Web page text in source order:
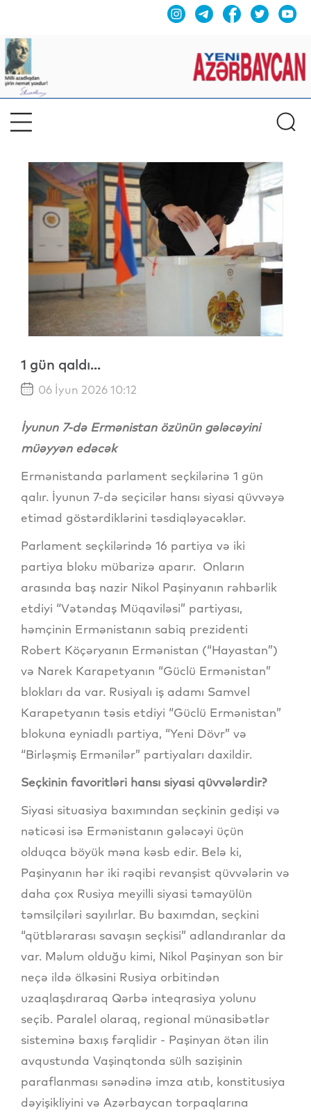
1 gün qaldı...
06 İyun 2026 10:12
İyunun 7-də Ermənistan özünün gələcəyini
müəyyən edəcək
Ermənistanda parlament seçkilərinə 1 gün
qalır. İyunun 7-də seçicilər hansı siyasi qüvvəyə
etimad göstərdiklərini təsdiqləyəcəklər.
Parlament seçkilərində 16 partiya və iki
partiya bloku mübarizə aparır. Onların
arasında baş nazir Nikol Paşinyanın rəhbərlik
etdiyi “Vətəndaş Müqaviləsi” partiyası,
həmçinin Ermənistanın sabiq prezidenti
Robert Köçəryanın Ermənistan (“Hayastan”)
və Narek Karapetyanın “Güclü Ermənistan”
blokları da var. Rusiyalı iş adamı Samvel
Karapetyanın təsis etdiyi “Güclü Ermənistan”
blokuna eyniadlı partiya, “Yeni Dövr” və
“Birləşmiş Ermənilər” partiyaları daxildir.
Seçkinin favoritləri hansı siyasi qüvvələrdir?
Siyasi situasiya baxımından seçkinin gedişi və
nəticəsi isə Ermənistanın gələcəyi üçün
olduqca böyük məna kəsb edir. Belə ki,
Paşinyanın hər iki rəqibi revanşist qüvvələrin və
daha çox Rusiya meyilli siyasi təmayülün
təmsilçiləri sayılırlar. Bu baxımdan, seçkini
“qütblərarası savaşın seçkisi” adlandıranlar da
var. Məlum olduğu kimi, Nikol Paşinyan son bir
neçə ildə ölkəsini Rusiya orbitindən
uzaqlaşdıraraq Qərbə inteqrasiya yolunu
seçib. Paralel olaraq, regional münasibətlər
sisteminə baxış fərqlidir - Paşinyan ötən ilin
avqustunda Vaşinqtonda sülh sazişinin
paraflanması sənədinə imza atıb, konstitusiya
dəyişikliyini və Azərbaycan torpaqlarına